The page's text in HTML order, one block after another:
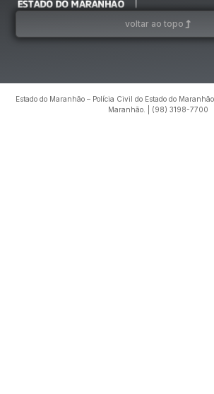
voltar ao topo
Estado do Maranhão – Polícia Civil do Estado do
Maranhão. | (98) 3198-7700